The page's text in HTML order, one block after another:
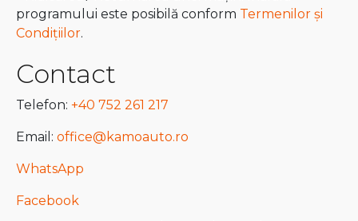
programului este posibilă conform Termenilor și
Condițiilor.
Contact
Telefon: +40 752 261 217
Email: office@kamoauto.ro
WhatsApp
Facebook